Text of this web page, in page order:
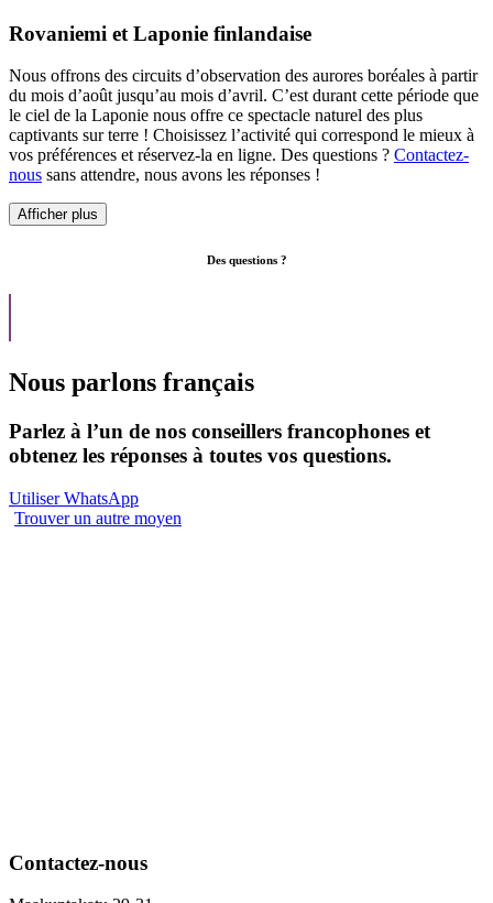
Rovaniemi et Laponie finlandaise
Nous offrons des circuits d’observation des aurores boréales à partir
du mois d’août jusqu’au mois d’avril. C’est durant cette période que
le ciel de la Laponie nous offre ce spectacle naturel des plus
captivants sur terre ! Choisissez l’activité qui correspond le mieux à
vos préférences et réservez-la en ligne. Des questions ? Contactez-
nous sans attendre, nous avons les réponses !
Des questions ?
Nous parlons français
Parlez à l’un de nos conseillers francophones et
obtenez les réponses à toutes vos questions.
Utiliser WhatsApp
Trouver un autre moyen
Contactez-nous